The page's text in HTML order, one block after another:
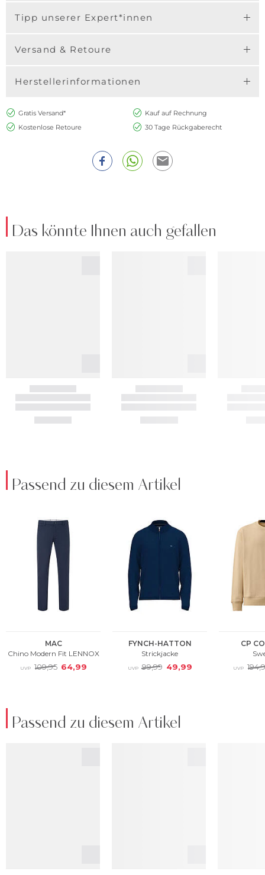
Tipp unserer Expert*innen
Versand & Retoure
Herstellerinformationen
Gratis Versand*
Kauf auf Rechnung
Kostenlose Retoure
30 Tage Rückgaberecht
Das könnte Ihnen auch gefallen
Passend zu diesem Artikel
Passend zu diesem Artikel